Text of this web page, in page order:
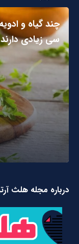
چند گیاه و
سی زیادی دارند
درباره مجله هلث